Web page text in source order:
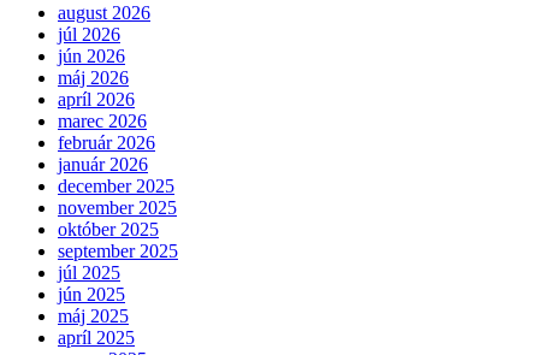
august 2026
júl 2026
jún 2026
máj 2026
apríl 2026
marec 2026
február 2026
január 2026
december 2025
november 2025
október 2025
september 2025
júl 2025
jún 2025
máj 2025
apríl 2025